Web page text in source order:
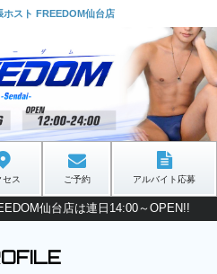
スト FREEDOM仙台店
セス ご予約 アルバイト応募
仙台店は連日14:00～OPEN!!